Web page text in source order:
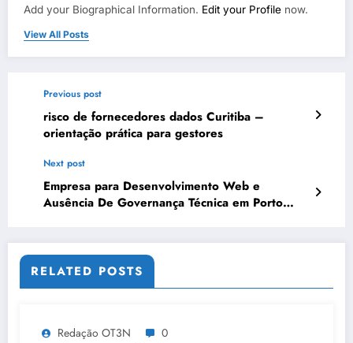
Add your Biographical Information. Edit your Profile now.
View All Posts
Previous post
risco de fornecedores dados Curitiba –
orientação prática para gestores
Next post
Empresa para Desenvolvimento Web e
Ausência De Governança Técnica em Porto
RELATED POSTS
Redação OT3N 0